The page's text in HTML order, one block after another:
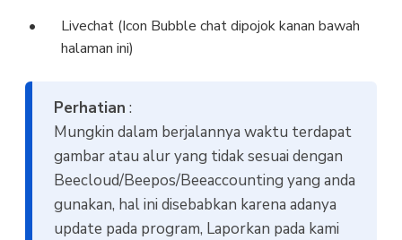
Livechat (Icon Bubble chat dipojok kanan bawah
halaman ini)
Perhatian :
Mungkin dalam berjalannya waktu terdapat
gambar atau alur yang tidak sesuai dengan
Beecloud/Beepos/Beeaccounting yang anda
gunakan, hal ini disebabkan karena adanya
update pada program, Laporkan pada kami